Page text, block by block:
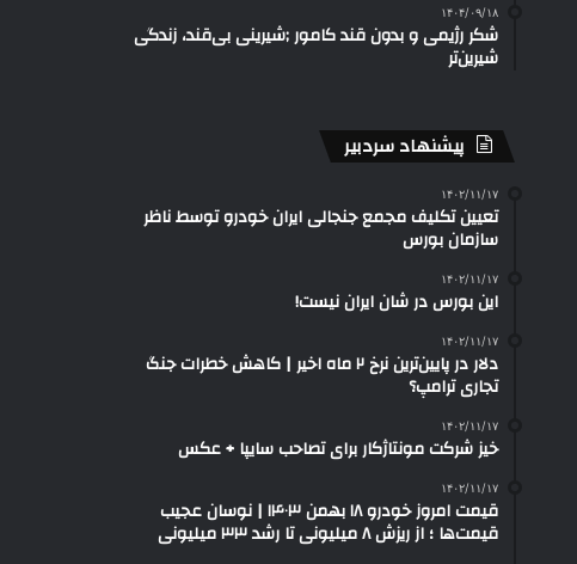
۱۴۰۴/۰۹/۱۸
شکر رژیمی و بدون قند کامور ;شیرینی بی‌قند، زندگی
شیرین‌تر
پیشنهاد سردبیر
۱۴۰۲/۱۱/۱۷
تعیین تکلیف مجمع جنجالی ایران خودرو توسط ناظر
سازمان بورس
۱۴۰۲/۱۱/۱۷
این بورس در شان ایران نیست!
۱۴۰۲/۱۱/۱۷
دلار در پایین‌ترین نرخ ۲ ماه اخیر | کاهش خطرات جنگ
تجاری ترامپ؟
۱۴۰۲/۱۱/۱۷
خیز شرکت مونتاژکار برای تصاحب سایپا + عکس
۱۴۰۲/۱۱/۱۷
قیمت امروز خودرو ۱۸ بهمن ۱۴۰۳ | نوسان عجیب
قیمت‌ها ؛ از ریزش ۸ میلیونی تا رشد ۳۳ میلیونی